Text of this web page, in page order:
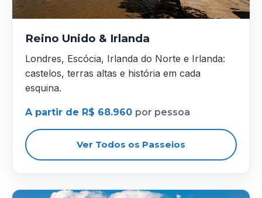
Reino Unido & Irlanda
Londres, Escócia, Irlanda do Norte e Irlanda:
castelos, terras altas e história em cada
esquina.
A partir de R$ 68.960 por pessoa
Ver Todos os Passeios